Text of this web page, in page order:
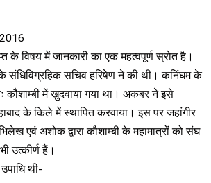
के विषय में जानकारी का एक महत्वपूर्ण स्रोत है।
संधिविग्रहिक सचिव हरिषेण ने की थी। कनिंघम के
में खुदवाया गया था। अकबर ने इसे
के किले में स्थापित करवाया। इस पर जहांगीर
एवं अशोक द्वारा कौशाम्बी के महामात्रों को संघ
उत्कीर्ण हैं।
थी-